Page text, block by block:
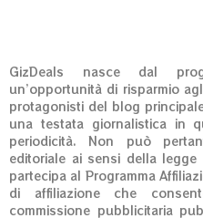
GizDeals nasce dal
un’opportunità di risparmio
protagonisti del blog
una testata giornalistica in
periodicità. Non può
editoriale ai sensi della
partecipa al Programma
di affiliazione che
commissione pubblicitaria